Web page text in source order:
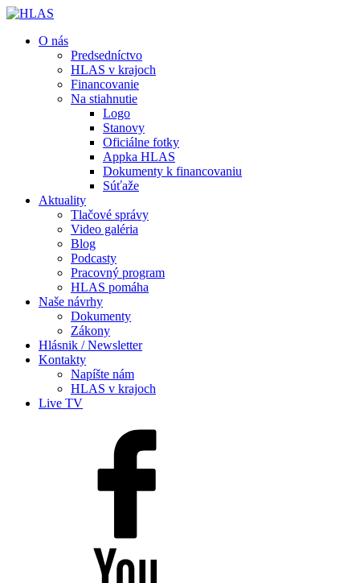
O nás
Predsedníctvo
HLAS v krajoch
Financovanie
Na stiahnutie
Logo
Stanovy
Oficiálne fotky
Appka HLAS
Dokumenty k financovaniu
Súťaže
Aktuality
Tlačové správy
Video galéria
Blog
Podcasty
Pracovný program
HLAS pomáha
Naše návrhy
Dokumenty
Zákony
Hlásnik / Newsletter
Kontakty
Napíšte nám
HLAS v krajoch
Live TV